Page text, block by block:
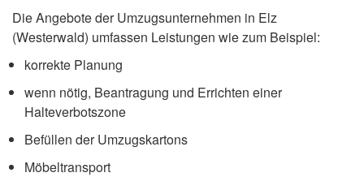
Die Angebote der Umzugsunternehmen in Elz
(Westerwald) umfassen Leistungen wie zum Beispiel:
korrekte Planung
wenn nötig, Beantragung und Errichten einer
Halteverbotszone
Befüllen der Umzugskartons
Möbeltransport